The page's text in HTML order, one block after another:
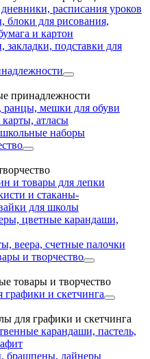
расписания уроков
блоки для рисования,
и картон
подставки для
принадлежности
ранцы, мешки для обуви
атласы
наборы
и товары для лепки
и стаканы-
для школы
цветные карандаши,
веера, счетные палочки
и творчество
товары и творчество
и скетчинга
для графики и скетчинга
карандаши, пастель,
брашпены, лайнеры